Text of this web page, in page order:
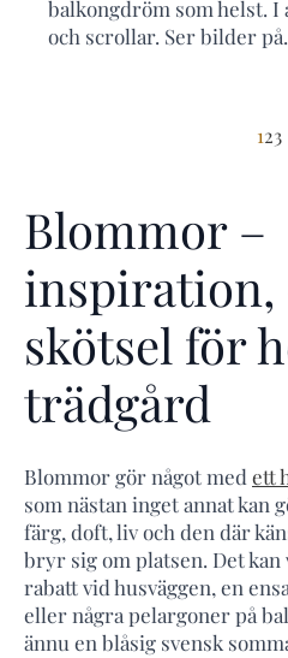
balkongdröm som helst.
och scrollar. Ser bilder
123
Blommor –
inspiration,
skötsel för
trädgård
Blommor gör något med ett
som nästan inget annat kan
färg, doft, liv och den där
bryr sig om platsen. Det kan
rabatt vid husväggen, en
eller några pelargoner på
ännu en blåsig svensk